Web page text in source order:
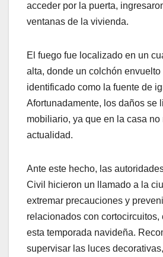
acceder por la puerta,
ventanas de la vivienda.
El fuego fue localizado en un
alta, donde un colchón
identificado como la fuente de
Afortunadamente, los daños se
mobiliario, ya que en la casa
actualidad.
Ante este hecho, las
Civil hicieron un llamado a la
extremar precauciones y
relacionados con cortocircuitos,
esta temporada navideña.
supervisar las luces